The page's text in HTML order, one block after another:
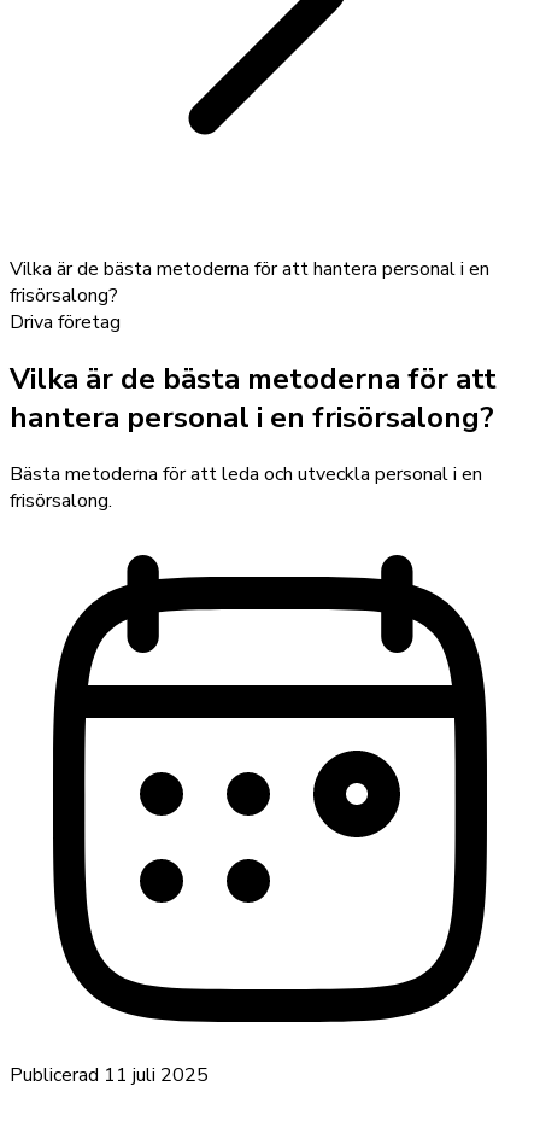
Vilka är de bästa metoderna för att hantera personal i en
frisörsalong?
Driva företag
Vilka är de bästa metoderna för att
hantera personal i en frisörsalong?
Bästa metoderna för att leda och utveckla personal i en
frisörsalong.
Publicerad 11 juli 2025